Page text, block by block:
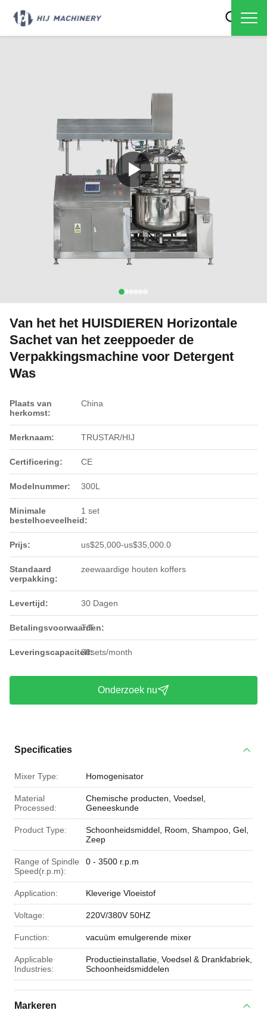
Van het het HUISDIEREN Horizontale
Sachet van het zeeppoeder de
Verpakkingsmachine voor Detergent
Was
Plaats van
herkomst:
China
Merknaam: TRUSTAR/HIJ
Certificering: CE
Modelnummer: 300L
Minimale
bestelhoeveelheid:
1 set
Prijs: us$25,000-us$35,000.0
Standaard
verpakking:
zeewaardige houten koffers
Levertijd: 30 Dagen
Betalingsvoorwaarden:
T/T
Leveringscapaciteit:30sets/month
Onderzoek nu
Specificaties
Mixer Type: Homogenisator
Material
Processed:
Chemische producten, Voedsel,
Geneeskunde
Product Type:
Schoonheidsmiddel, Room, Shampoo, Gel,
Zeep
Range of Spindle
Speed(r.p.m):
0 - 3500 r.p.m
Application: Kleverige Vloeistof
Voltage: 220V/380V 50HZ
Function: vacuüm emulgerende mixer
Applicable
Industries:
Productieinstallatie, Voedsel & Drankfabriek,
Schoonheidsmiddelen
Markeren